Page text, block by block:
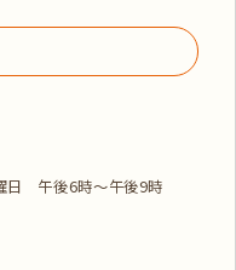
日 午後6時～午後9時